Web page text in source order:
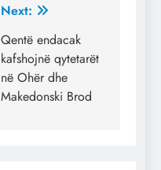
Next:
Qentë endacak
kafshojnë qytetarët
në Ohër dhe
Makedonski Brod